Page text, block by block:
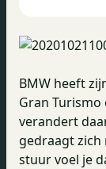
BMW heeft
Gran
verandert
gedraagt zich
stuur voel je